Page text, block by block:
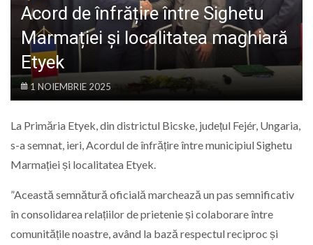
Acord de înfrățire între Sighetu
Marmației și localitatea maghiară
Etyek
1 NOIEMBRIE 2025
La Primăria Etyek, din districtul Bicske, județul Fejér, Ungaria,
s-a semnat, ieri, Acordul de înfrățire între municipiul Sighetu
Marmației și localitatea Etyek.
”Această semnătură oficială marchează un pas semnificativ
în consolidarea relațiilor de prietenie și colaborare între
comunitățile noastre, având la bază respectul reciproc și